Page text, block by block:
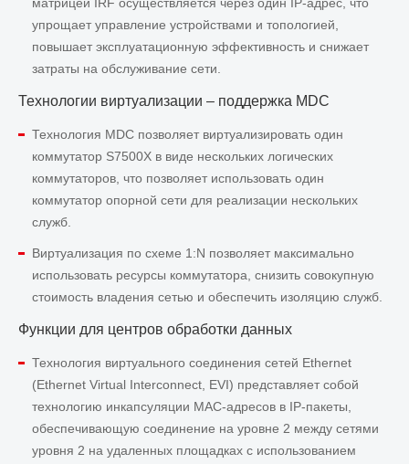
упрощает управление устройствами и топологией,
повышает эксплуатационную эффективность и снижает
затраты на обслуживание сети.
Технологии виртуализации – поддержка MDC
Технология MDC позволяет виртуализировать один
коммутатор S7500X в виде нескольких логических
коммутаторов, что позволяет использовать один
коммутатор опорной сети для реализации нескольких
служб.
Виртуализация по схеме 1:N позволяет максимально
использовать ресурсы коммутатора, снизить совокупную
стоимость владения сетью и обеспечить изоляцию служб.
Функции для центров обработки данных
Технология виртуального соединения сетей Ethernet
(Ethernet Virtual Interconnect, EVI) представляет собой
технологию инкапсуляции MAC-адресов в IP-пакеты,
обеспечивающую соединение на уровне 2 между сетями
уровня 2 на удаленных площадках с использованием